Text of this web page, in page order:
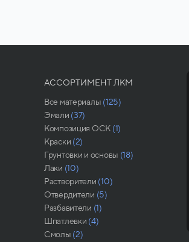
АССОРТИМЕНТ ЛКМ
Все материалы (125)
Эмали (37)
Композиция ОСК (1)
Краски (2)
Грунтовки и основы (18)
Лаки (10)
Растворители (10)
Отвердители (5)
Разбавители (1)
Шпатлевки (4)
Смолы (2)